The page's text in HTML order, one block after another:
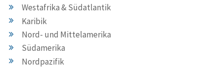
Westafrika & Südatlantik
Karibik
Nord- und Mittelamerika
Südamerika
Nordpazifik